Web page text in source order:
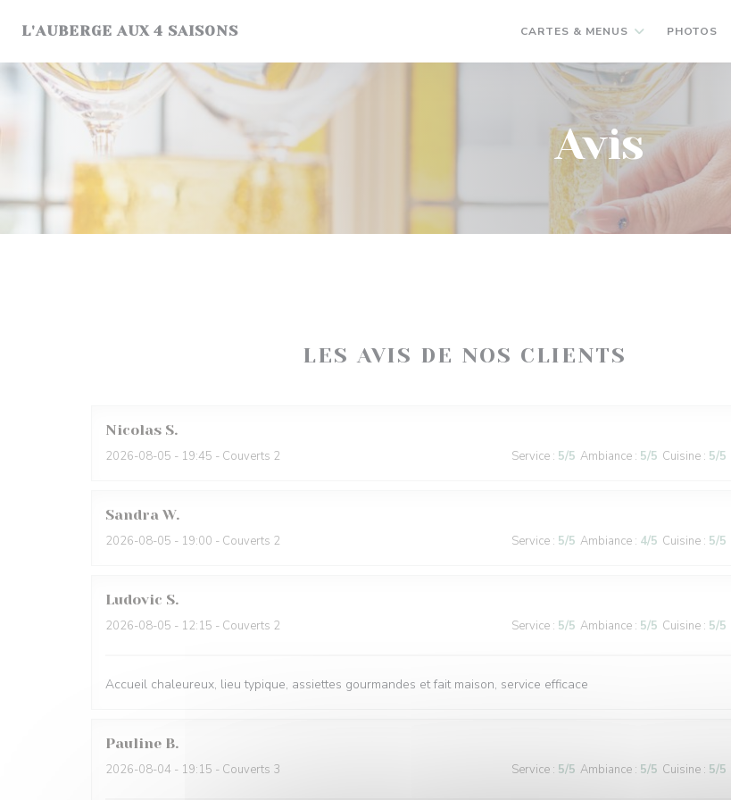
L'AUBERGE AUX 4 SAISONS CARTES & MENUS PHOTOS
Avis
LES AVIS DE NOS CLIENTS
Nicolas S
2026-08-05 - 19:45 - Couverts 2 Service : 5/5 Ambiance : 5/5 Cuisine : 5/5
Sandra W
2026-08-05 - 19:00 - Couverts 2 Service : 5/5 Ambiance : 4/5 Cuisine : 5/5
Ludovic S
2026-08-05 - 12:15 - Couverts 2 Service : 5/5 Ambiance : 5/5 Cuisine : 5/5
Accueil chaleureux, lieu typique, assiettes gourmandes et fait maison, service efficace
Pauline B
2026-08-04 - 19:15 - Couverts 3 Service : 5/5 Ambiance : 5/5 Cuisine : 5/5